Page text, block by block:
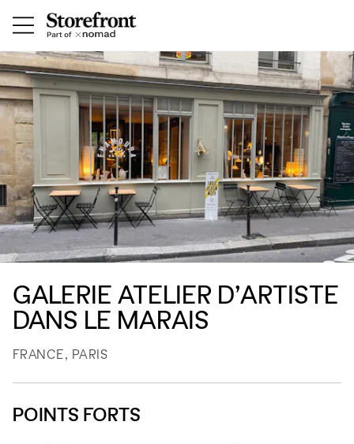
GALERIE ATELIER D’ARTISTE
DANS LE MARAIS
FRANCE, PARIS
POINTS FORTS